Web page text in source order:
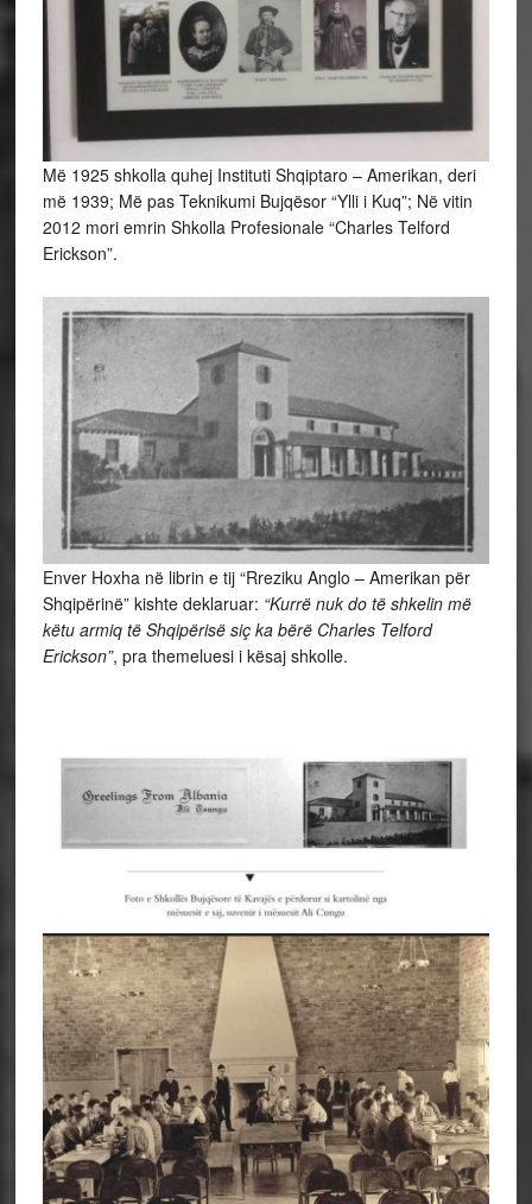
Më 1925 shkolla quhej Instituti Shqiptaro – Amerikan, deri
më 1939; Më pas Teknikumi Bujqësor “Ylli i Kuq”; Në vitin
2012 mori emrin Shkolla Profesionale “Charles Telford
Erickson”.
Enver Hoxha në librin e tij “Rreziku Anglo – Amerikan për
Shqipërinë” kishte deklaruar: “Kurrë nuk do të shkelin më
këtu armiq të Shqipërisë siç ka bërë Charles Telford
Erickson”, pra themeluesi i kësaj shkolle.